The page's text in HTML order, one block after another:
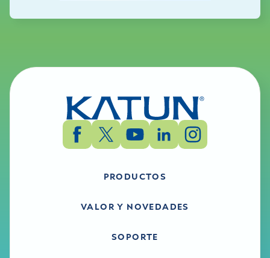
PRODUCTOS
VALOR Y NOVEDADES
SOPORTE